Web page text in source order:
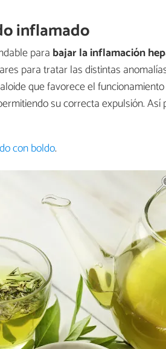
inflamado
para bajar la inflamación
para tratar las distintas
que favorece el
su correcta expulsión. Así
con boldo.